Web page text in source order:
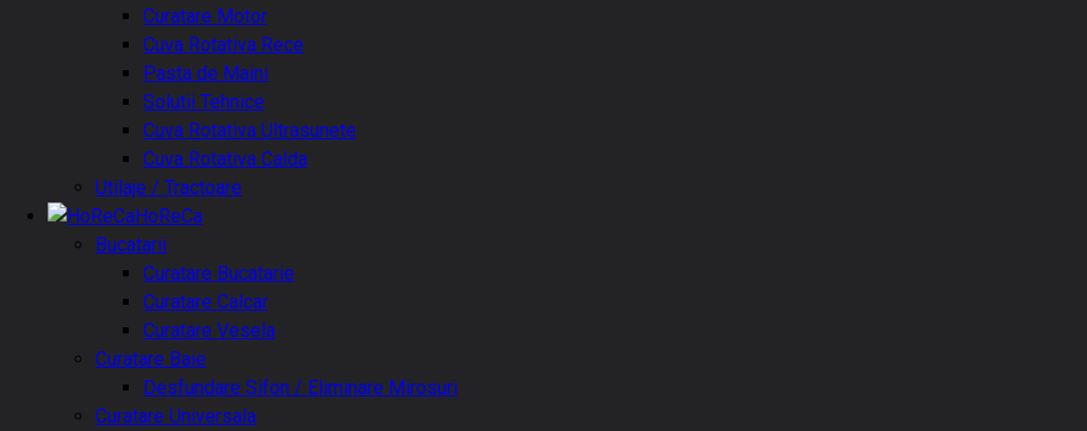
Curatare Motor
Cuva Rotativa Rece
Pasta de Maini
Solutii Tehnice
Cuva Rotativa Ultrasunete
Cuva Rotativa Calda
Utilaje / Tractoare
HoReCa
Bucatarii
Curatare Bucatarie
Curatare Calcar
Curatare Vesela
Curatare Baie
Desfundare Sifon / Eliminare Mirosuri
Curatare Universala